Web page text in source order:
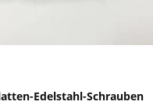
Edelstahl-Schrauben